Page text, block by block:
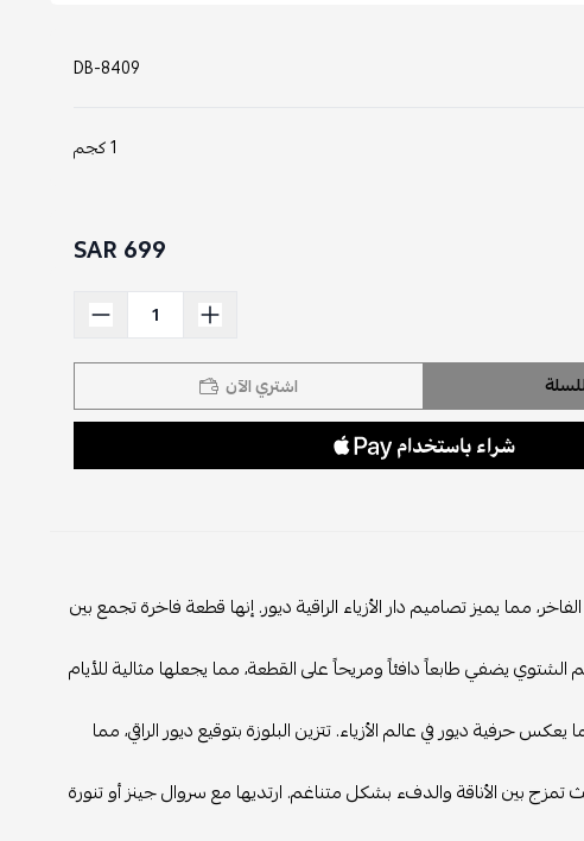
DB-8409
1 كجم
699 SAR
اشتري الآن
مما يميز تصاميم دار الأزياء الراقية ديور. إنها قطعة فاخرة تجمع بين
يضفي طابعاً دافئاً ومريحاً على القطعة، مما يجعلها مثالية للأيام
حرفية ديور في عالم الأزياء. تتزين البلوزة بتوقيع ديور الراقي، مما
تمزج بين الأناقة والدفء بشكل متناغم. ارتديها مع سروال جينز أو تنورة